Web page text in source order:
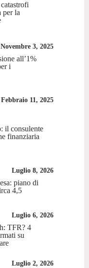
per la
Novembre 3, 2025
all’1%
i
Febbraio 11, 2025
il consulente
finanziaria
Luglio 8, 2026
piano di
4,5
Luglio 6, 2026
TFR? 4
su
Luglio 2, 2026